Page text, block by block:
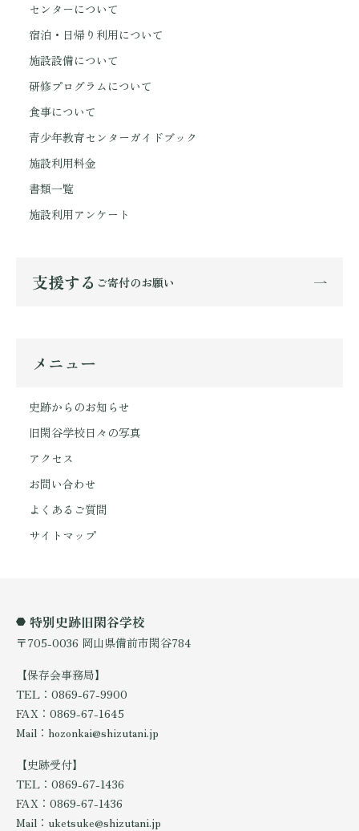
センターについて
宿泊・日帰り利用について
施設設備について
研修プログラムについて
食事について
青少年教育センターガイドブック
施設利用料金
書類一覧
施設利用アンケート
支援する ご寄付のお願い
メニュー
史跡からのお知らせ
旧閑谷学校日々の写真
アクセス
お問い合わせ
よくあるご質問
サイトマップ
特別史跡旧閑谷学校
〒705-0036 岡山県備前市閑谷784
【保存会事務局】
TEL：0869-67-9900
FAX：0869-67-1645
Mail：hozonkai@shizutani.jp
【史跡受付】
TEL：0869-67-1436
FAX：0869-67-1436
Mail：uketsuke@shizutani.jp